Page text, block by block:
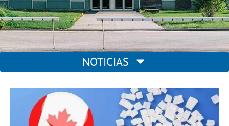
Main
NOTICIAS